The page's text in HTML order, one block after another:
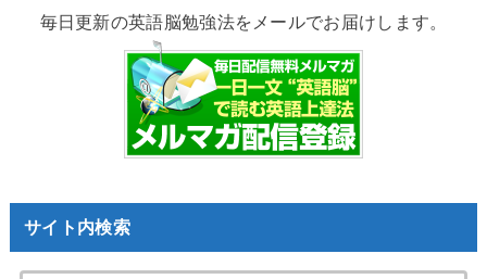
毎日更新の英語脳勉強法をメールでお届けします。
サイト内検索